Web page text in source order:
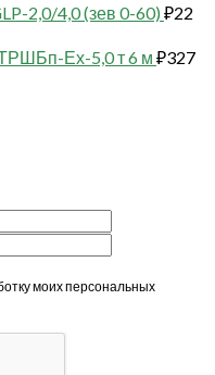
2,0/4,0 (зев 0-60) ₽22
Ех-5,0 т 6 м ₽327
моих персональных